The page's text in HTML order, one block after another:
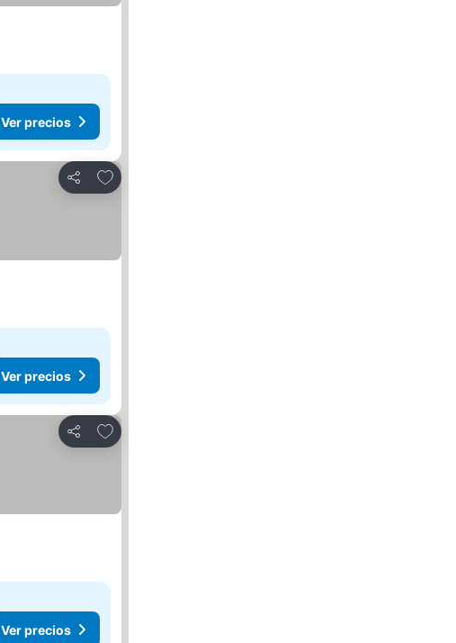
Ver precios
Compartir
Agregar a favoritos
Ver precios
Compartir
Agregar a favoritos
Ver precios